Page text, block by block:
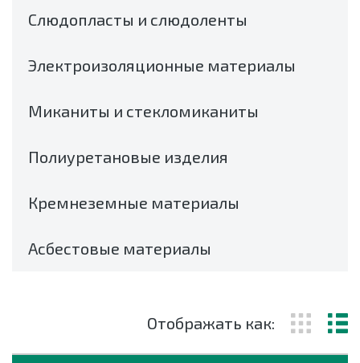
Отображать как:
Слюдопласты и слюдоленты
Электроизоляционные материалы
Миканиты и стекломиканиты
Полиуретановые изделия
Кремнеземные материалы
Асбестовые материалы